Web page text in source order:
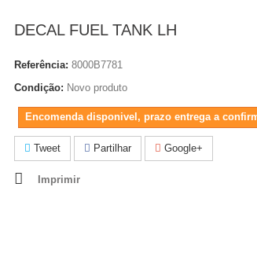
DECAL FUEL TANK LH
Referência: 8000B7781
Condição: Novo produto
Encomenda disponivel, prazo entrega a
Tweet Partilhar Google+
Imprimir